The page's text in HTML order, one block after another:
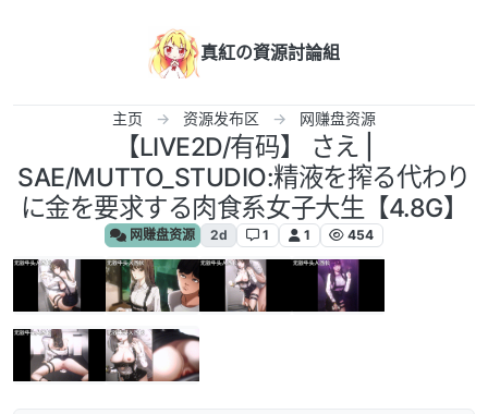
真紅の資源討論組
主页 资源发布区 网赚盘资源
【LIVE2D/有码】 さえ |
SAE/MUTTO_STUDIO:精液を搾る代わり
に金を要求する肉食系女子大生【4.8G】
网赚盘资源 2d 1 1 454